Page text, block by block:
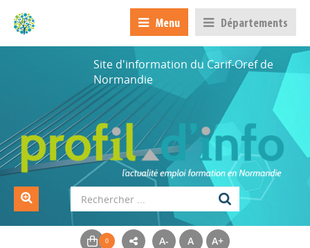
Menu Départements
Site d'information du Carif-Oref de
Normandie
A- A A+